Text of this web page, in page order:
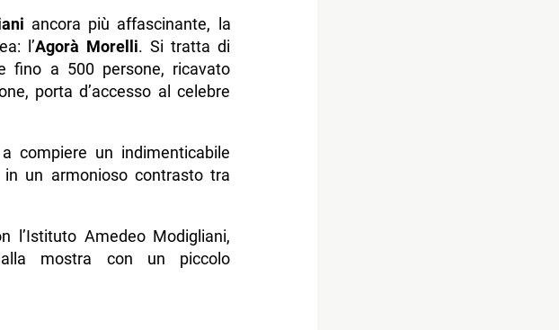
ancora più affascinante, la
l’Agorà Morelli. Si tratta di
fino a 500 persone, ricavato
porta d’accesso al celebre
compiere un indimenticabile
un armonioso contrasto tra
l’Istituto Amedeo Modigliani,
mostra con un piccolo